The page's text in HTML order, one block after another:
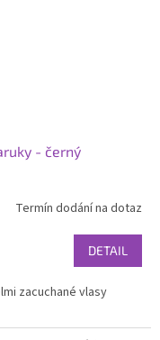
- černý
Termín dodání na dotaz
DETAIL
zacuchané vlasy